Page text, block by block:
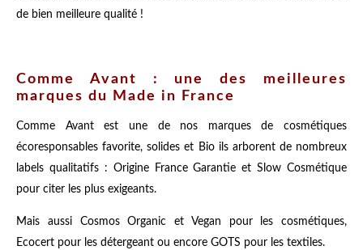
de bien meilleure qualité !
Comme Avant : une des meilleures
marques du Made in France
Comme Avant est une de nos marques de cosmétiques
écoresponsables favorite, solides et Bio ils arborent de nombreux
labels qualitatifs : Origine France Garantie et Slow Cosmétique
pour citer les plus exigeants.
Mais aussi Cosmos Organic et Vegan pour les cosmétiques,
Ecocert pour les détergeant ou encore GOTS pour les textiles.